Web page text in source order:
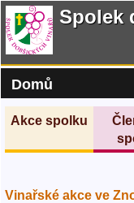
Spolek
Domů
Akce spolku
Vinařské akce ve